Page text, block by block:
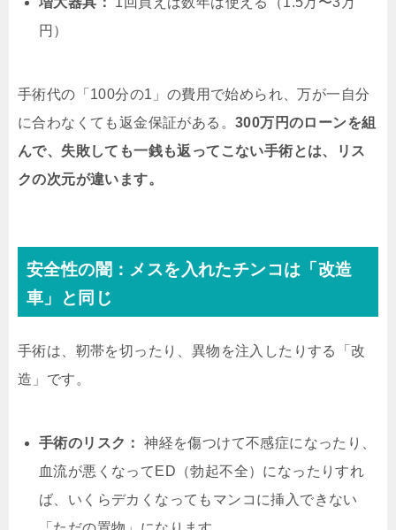
円）
手術代の「100分の1」の費用で始められ、万が一自分
に合わなくても返金保証がある。 300万円のローンを組
んで、失敗しても一銭も返ってこない手術とは、リス
クの次元が違います。
安全性の闇：メスを入れたチンコは「改造
車」と同じ
手術は、靭帯を切ったり、異物を注入したりする「改
造」です。
手術のリスク：
神経を傷つけて不感症になったり、
血流が悪くなってED（勃起不全）になったりすれ
ば、いくらデカくなってもマンコに挿入できない